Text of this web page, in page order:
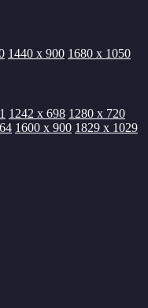
1440 x 900 1680 x 1050
1242 x 698 1280 x 720
1600 x 900 1829 x 1029